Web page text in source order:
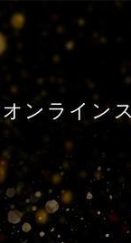
オンライン